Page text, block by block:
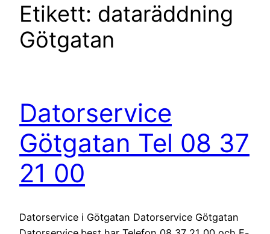
Etikett: dataräddning
Götgatan
Datorservice
Götgatan Tel 08 37
21 00
Datorservice i Götgatan Datorservice Götgatan